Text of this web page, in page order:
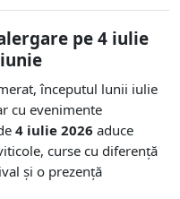
pe 4 iulie
începutul lunii iulie
cu evenimente
4 iulie 2026 aduce
curse cu diferență
și o prezență